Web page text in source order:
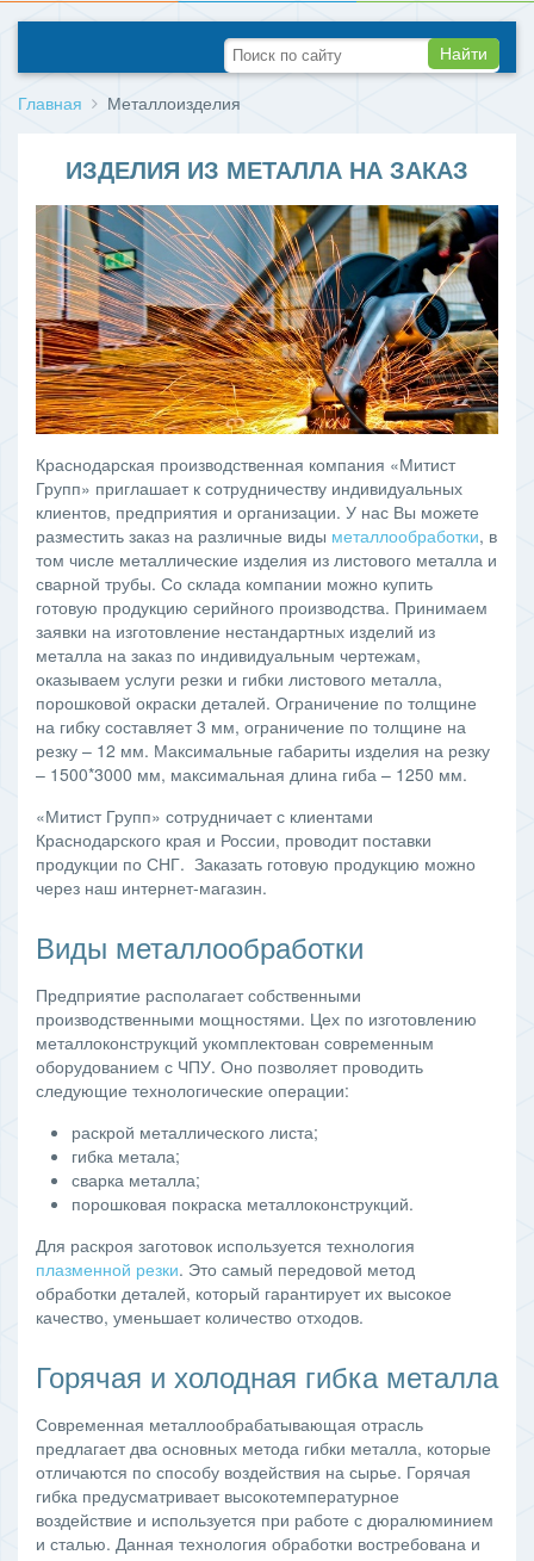
Найти
Главная Металлоизделия
ИЗДЕЛИЯ ИЗ МЕТАЛЛА НА ЗАКАЗ
Краснодарская производственная компания «Митист
Групп» приглашает к сотрудничеству индивидуальных
клиентов, предприятия и организации. У нас Вы можете
разместить заказ на различные виды металлообработки, в
том числе металлические изделия из листового металла и
сварной трубы. Со склада компании можно купить
готовую продукцию серийного производства. Принимаем
заявки на изготовление нестандартных изделий из
металла на заказ по индивидуальным чертежам,
оказываем услуги резки и гибки листового металла,
порошковой окраски деталей. Ограничение по толщине
на гибку составляет 3 мм, ограничение по толщине на
резку – 12 мм. Максимальные габариты изделия на резку
– 1500*3000 мм, максимальная длина гиба – 1250 мм.
«Митист Групп» сотрудничает с клиентами
Краснодарского края и России, проводит поставки
продукции по СНГ. Заказать готовую продукцию можно
через наш интернет-магазин.
Виды металлообработки
Предприятие располагает собственными
производственными мощностями. Цех по изготовлению
металлоконструкций укомплектован современным
оборудованием с ЧПУ. Оно позволяет проводить
следующие технологические операции:
раскрой металлического листа;
гибка метала;
сварка металла;
порошковая покраска металлоконструкций.
Для раскроя заготовок используется технология
плазменной резки. Это самый передовой метод
обработки деталей, который гарантирует их высокое
качество, уменьшает количество отходов.
Горячая и холодная гибка металла
Современная металлообрабатывающая отрасль
предлагает два основных метода гибки металла, которые
отличаются по способу воздействия на сырье. Горячая
гибка предусматривает высокотемпературное
воздействие и используется при работе с дюралюминием
и сталью. Данная технология обработки востребована и